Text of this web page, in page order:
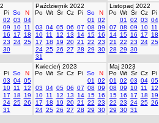
Pi So
N
02 03 04
09 10 11
16 17
18
23 24 25
30
Październik 2022
Po Wt Śr Cz Pi So
N
01
02
03 04 05 06 07 08 09
10 11 12 13 14 15 16
17
18 19 20 21 22 23
24 25 26 27 28 29 30
31
Listopad 2022
Po Wt Śr Cz Pi
01
02 03 04
07 08 09 10 11
14 15 16 17 18
21
22 23 24 25
28 29 30
Pi So
N
03 04 05
10 11
12
17 18
19
24 25 26
31
Kwiecień 2023
Po Wt Śr Cz Pi So
N
01
02
03 04 05 06 07 08 09
10 11 12 13 14 15 16
17
18 19 20 21 22 23
24 25 26 27 28 29 30
Maj 2023
Po Wt Śr Cz Pi
01
02 03 04 05
08 09 10 11 12
15 16 17 18 19
22 23 24 25 26
29 30 31